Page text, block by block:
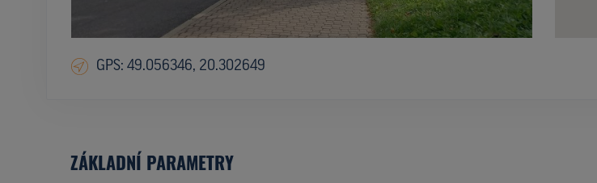
GPS: 49.056346, 20.302649
ZÁKLADNÍ PARAMETRY